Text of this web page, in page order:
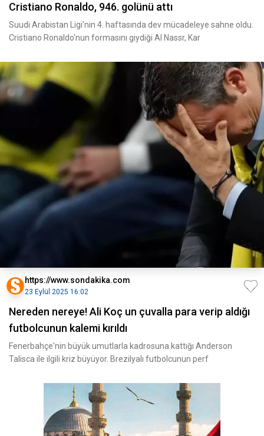
Cristiano Ronaldo, 946. golünü attı
Suudi Arabistan Ligi'nin 4. haftasında dev mücadeleye sahne oldu.
Cristiano Ronaldo'nun formasını giydiği Al Nassr, Kar
https://www.sondakika.com
23 Eylül 2025 16:02
Nereden nereye! Ali Koç un çuvalla para verip aldığı
futbolcunun kalemi kırıldı
Fenerbahçe'nin büyük umutlarla kadrosuna kattığı Anderson
Talisca ile ilgili kriz büyüyor. Brezilyalı futbolcunun perf